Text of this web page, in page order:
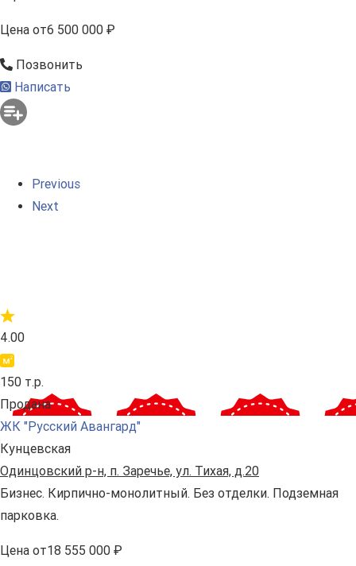
Цена от6 500 000 ₽
Позвонить
Написать
Previous
Next
4.00
150 т.р.
Продана
ЖК "Русский Авангард"
Кунцевская
Одинцовский р-н, п. Заречье, ул. Тихая, д.20
Бизнес. Кирпично-монолитный. Без отделки. Подземная
парковка.
Цена от18 555 000 ₽